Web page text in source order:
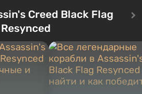
историю
между
время.
76, первого среди
Оно же, по задумке
первым после того, как на
Америку упадут ядерные
Место действия Fallout...
Creed Black Flag
Resynced